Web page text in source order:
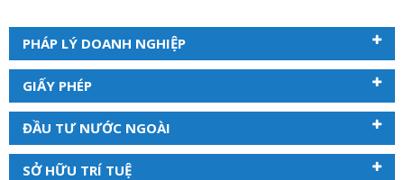
PHÁP LÝ DOANH NGHIỆP
GIẤY PHÉP
ĐẦU TƯ NƯỚC NGOÀI
SỞ HỮU TRÍ TUỆ